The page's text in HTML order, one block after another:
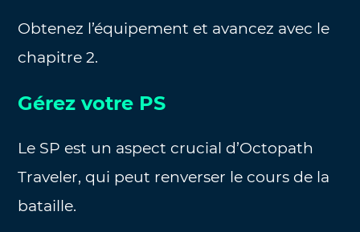
Obtenez l’équipement et avancez avec le
chapitre 2.
Gérez votre PS
Le SP est un aspect crucial d’Octopath
Traveler, qui peut renverser le cours de la
bataille.